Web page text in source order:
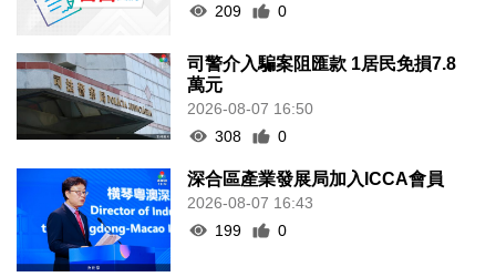
209
0
司警介入騙案阻匯款 1居民免損7.8
萬元
2026-08-07 16:50
308
0
深合區產業發展局加入ICCA會員
2026-08-07 16:43
199
0